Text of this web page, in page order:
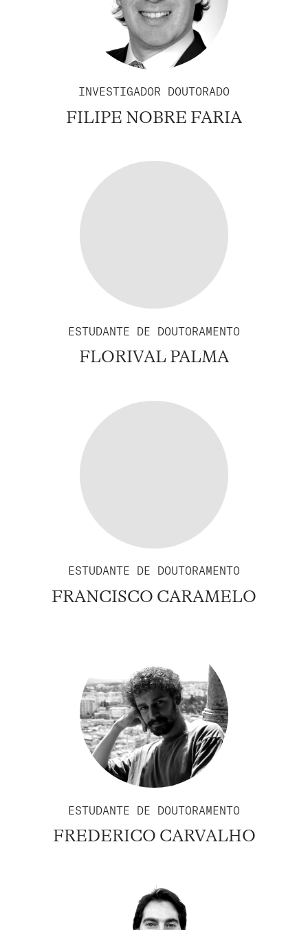
INVESTIGADOR DOUTORADO
FILIPE NOBRE FARIA
ESTUDANTE DE DOUTORAMENTO
FLORIVAL PALMA
ESTUDANTE DE DOUTORAMENTO
FRANCISCO CARAMELO
ESTUDANTE DE DOUTORAMENTO
FREDERICO CARVALHO